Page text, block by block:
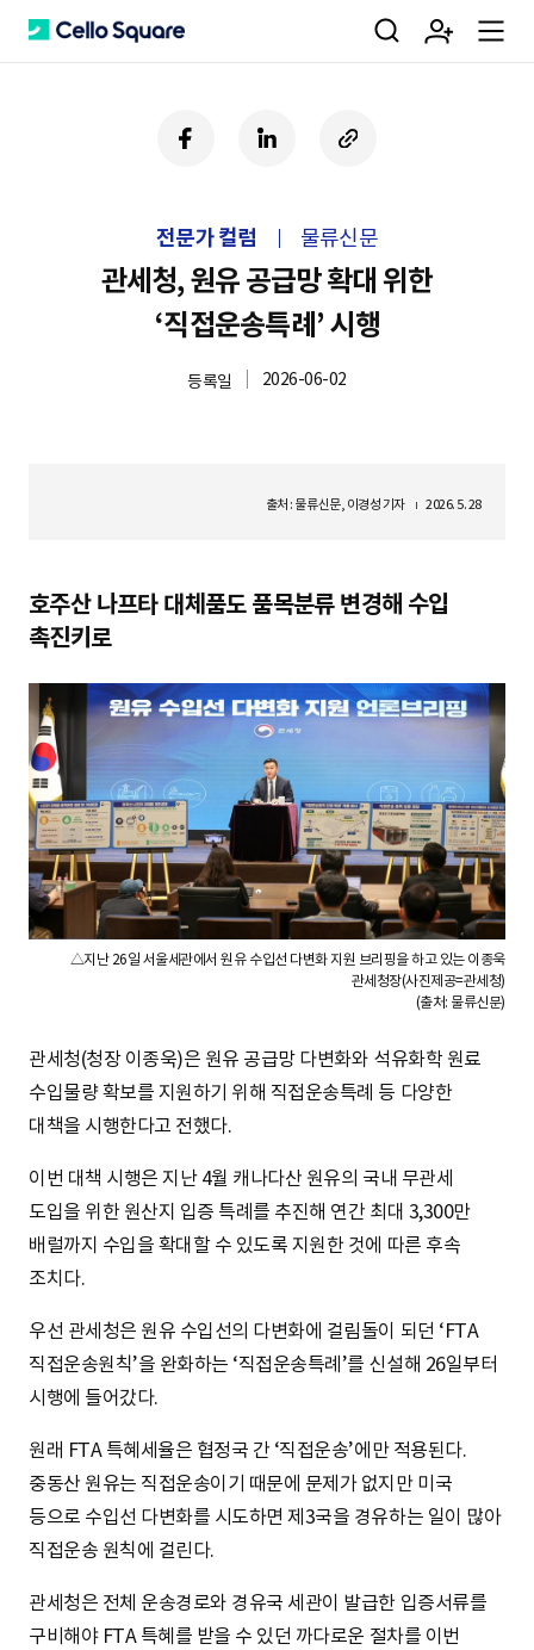
C
q
u
a
r
검 회 m
페
이
크
U
R
사
하
기
전문가 컬럼 물류신문
관세청, 원유 공급망 확대 위한
‘직접운송특례’ 시행
등록일 2026-06-02
출처 : 물류신문, 이경성 기자 2026. 5. 28
호주산 나프타 대체품도 품목분류 변경해 수입
촉진키로
△지난 26일 서울세관에서 원유 수입선 다변화 지원 브리핑을 하고 있는 이종욱
관세청장(사진제공=관세청)
(출처: 물류신문)
관세청(청장 이종욱)은 원유 공급망 다변화와 석유화학 원료
수입물량 확보를 지원하기 위해 직접운송특례 등 다양한
대책을 시행한다고 전했다.
이번 대책 시행은 지난 4월 캐나다산 원유의 국내 무관세
도입을 위한 원산지 입증 특례를 추진해 연간 최대 3,300만
배럴까지 수입을 확대할 수 있도록 지원한 것에 따른 후속
조치다.
우선 관세청은 원유 수입선의 다변화에 걸림돌이 되던 ‘FTA
직접운송원칙’을 완화하는 ‘직접운송특례’를 신설해 26일부터
시행에 들어갔다.
원래 FTA 특혜세율은 협정국 간 ‘직접운송’에만 적용된다.
중동산 원유는 직접운송이기 때문에 문제가 없지만 미국
등으로 수입선 다변화를 시도하면 제3국을 경유하는 일이 많아
직접운송 원칙에 걸린다.
관세청은 전체 운송경로와 경유국 세관이 발급한 입증서류를
구비해야 FTA 특혜를 받을 수 있던 까다로운 절차를 이번